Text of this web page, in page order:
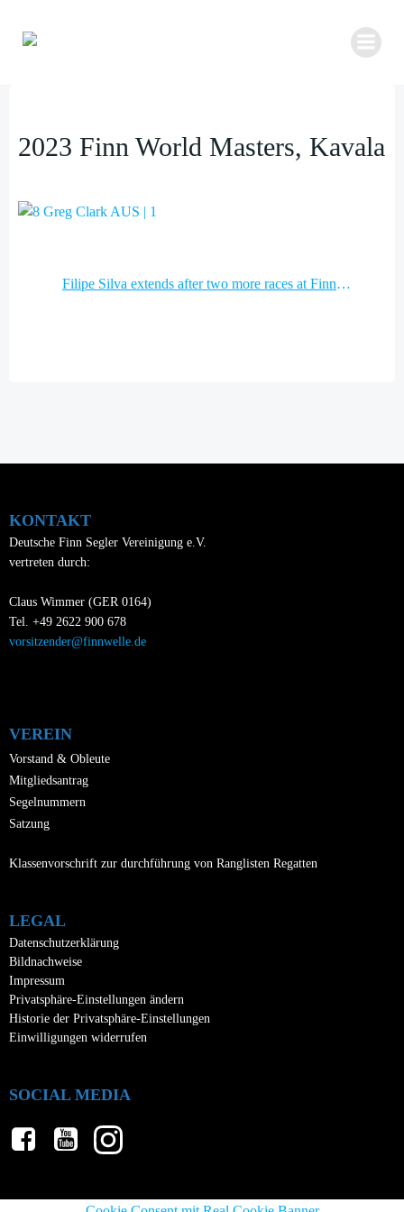
2023 Finn World Masters, Kavala
Filipe Silva extends after two more races at Finn World Masters
KONTAKT
Deutsche Finn Segler Vereinigung e.V.
vertreten durch:
Claus Wimmer (GER 0164)
Tel. +49 2622 900 678
vorsitzender@finnwelle.de
VEREIN
Vorstand & Obleute
Mitgliedsantrag
Segelnummern
Satzung
Klassenvorschrift zur durchführung von Ranglisten Regatten
LEGAL
Datenschutzerklärung
Bildnachweise
Impressum
Privatsphäre-Einstellungen ändern
Historie der Privatsphäre-Einstellungen
Einwilligungen widerrufen
SOCIAL MEDIA